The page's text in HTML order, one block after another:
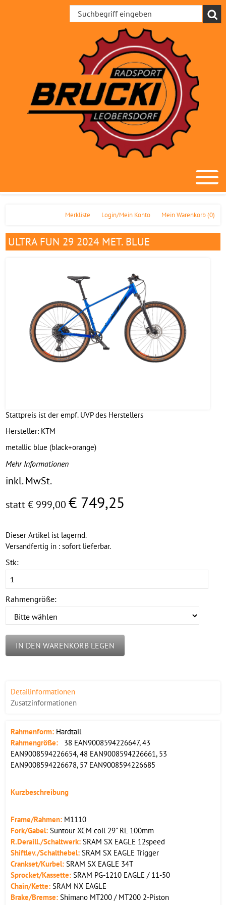
Mein Warenkorb(0)
Login/Mein Konto
Merkliste
ULTRA FUN 29 2024 MET. BLUE
Stattpreis ist der empf. UVP des Herstellers
Hersteller: KTM
metallic blue (black+orange)
Mehr Informationen
inkl. MwSt.
statt € 999,00 € 749,25
Dieser Artikel ist lagernd.
Versandfertig in : sofort lieferbar.
Stk:
Rahmengröße:
IN DEN WARENKORB LEGEN
Detailinformationen
Zusatzinformationen
Rahmenform: Hardtail
Rahmengröße: 38 EAN9008594226647, 43
EAN9008594226654, 48 EAN9008594226661, 53
EAN9008594226678, 57 EAN9008594226685
Kurzbeschreibung
Frame/Rahmen: M1110
Fork/Gabel: Suntour XCM coil 29" RL 100mm
R.Deraill./Schaltwerk: SRAM SX EAGLE 12speed
Shiftlev./Schalthebel: SRAM SX EAGLE Trigger
Crankset/Kurbel: SRAM SX EAGLE 34T
Sprocket/Kassette: SRAM PG-1210 EAGLE / 11-50
Chain/Kette:SRAM NX EAGLE
Brake/Bremse: Shimano MT200 / MT200 2-Piston